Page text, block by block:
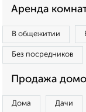
Аренда
В общежитии
Без посредников
Продажа
Дома Дачи